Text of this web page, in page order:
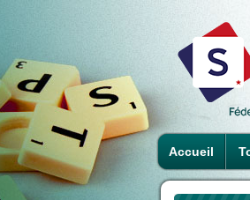
Accueil